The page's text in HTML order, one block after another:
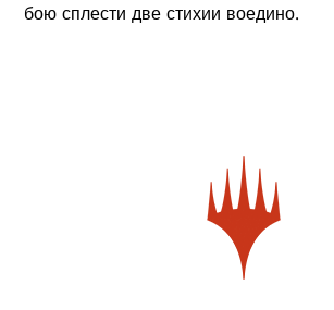
бою сплести две стихии воедино.